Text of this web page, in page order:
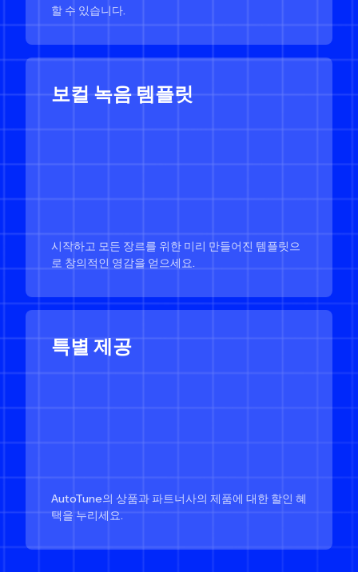
할 수 있습니다.
보컬 녹음 템플릿
시작하고 모든 장르를 위한 미리 만들어진 템플릿으
로 창의적인 영감을 얻으세요.
특별 제공
AutoTune의 상품과 파트너사의 제품에 대한 할인 혜
택을 누리세요.